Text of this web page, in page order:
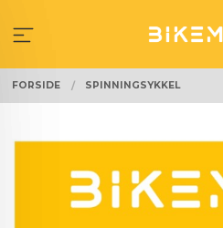
innholdet
FORSIDE SPINNINGSYKKEL